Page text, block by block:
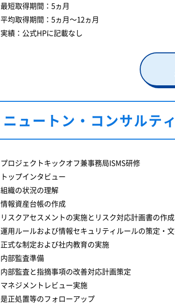
最短取得期間：5ヵ月
平均取得期間：5ヵ月～12ヵ月
実績：公式HPに記載なし
ニュートン・コンサルテ
プロジェクトキックオフ兼事務局ISMS研修
トップインタビュー
組織の状況の理解
情報資産台帳の作成
リスクアセスメントの実施とリスク対応計画書の作成
運用ルールおよび情報セキュリティルールの策定・
正式な制定および社内教育の実施
内部監査準備
内部監査と指摘事項の改善対応計画策定
マネジメントレビュー実施
是正処置等のフォローアップ